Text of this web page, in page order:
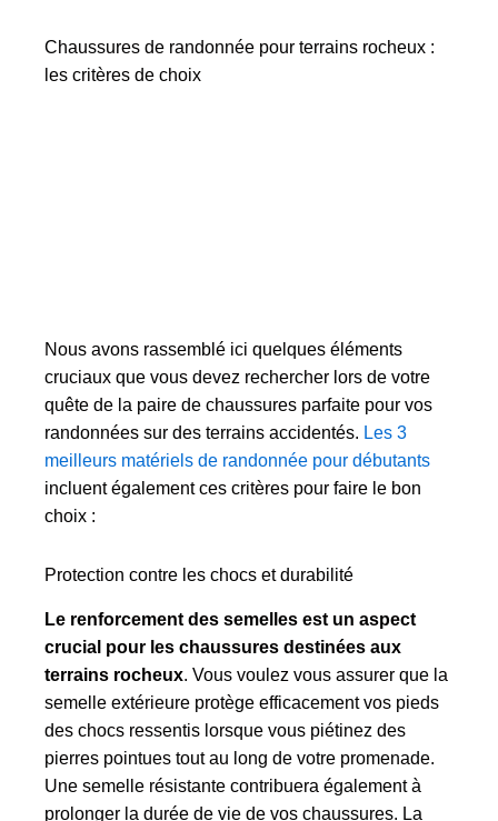
Chaussures de randonnée pour terrains rocheux :
les critères de choix
Nous avons rassemblé ici quelques éléments
cruciaux que vous devez rechercher lors de votre
quête de la paire de chaussures parfaite pour vos
randonnées sur des terrains accidentés. Les 3
meilleurs matériels de randonnée pour débutants
incluent également ces critères pour faire le bon
choix :
Protection contre les chocs et durabilité
Le renforcement des semelles est un aspect
crucial pour les chaussures destinées aux
terrains rocheux. Vous voulez vous assurer que la
semelle extérieure protège efficacement vos pieds
des chocs ressentis lorsque vous piétinez des
pierres pointues tout au long de votre promenade.
Une semelle résistante contribuera également à
prolonger la durée de vie de vos chaussures. La